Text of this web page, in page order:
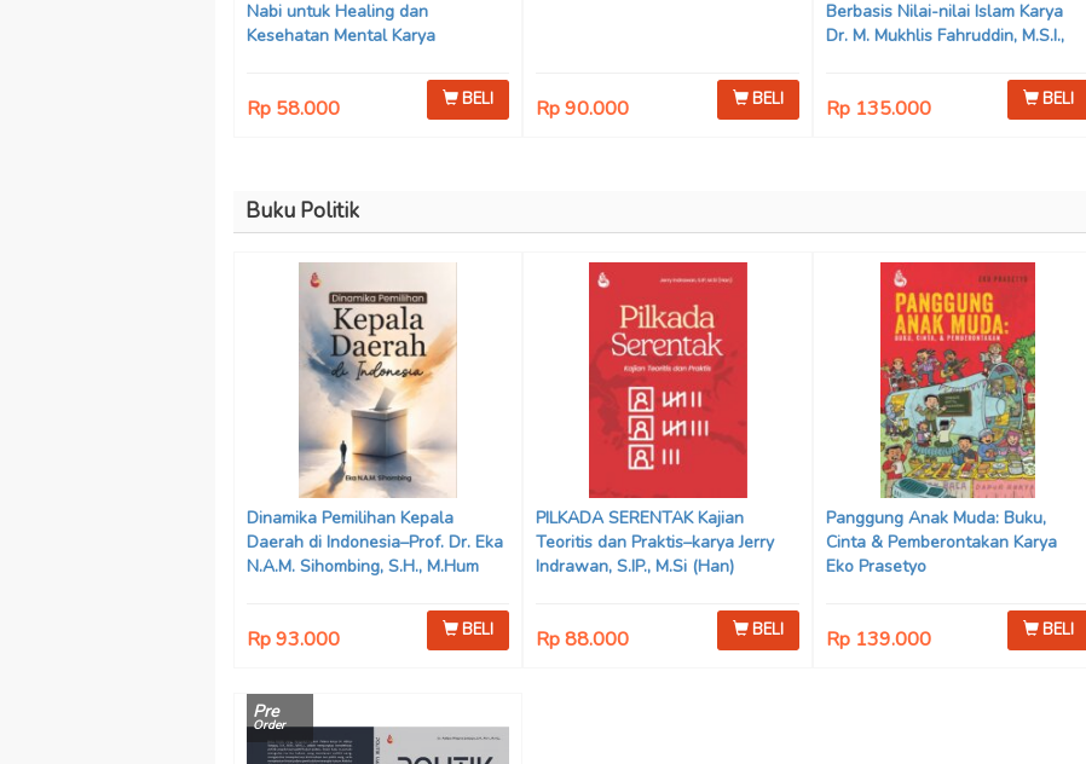
Nabi untuk Healing dan
Kesehatan Mental Karya
Ilham Ramadhan, Lu’lu’atus
Saniyya Fadhila, Avanda Chintya
Rp 58.000 BELI Rp 90.000 BELI
Berbasis Nilai-nilai Islam Karya
Dr. M. Mukhlis Fahruddin, M.S.I.,
Adrenal Stezen, S.H., M.H.
Rp 135.000 BELI
Buku Politik
Dinamika Pemilihan Kepala
Daerah di Indonesia–Prof. Dr. Eka
N.A.M. Sihombing, S.H., M.Hum
Rp 93.000 BELI
PILKADA SERENTAK Kajian
Teoritis dan Praktis–karya Jerry
Indrawan, S.IP., M.Si (Han)
Rp 88.000 BELI
Panggung Anak Muda: Buku,
Cinta & Pemberontakan Karya
Eko Prasetyo
Rp 139.000 BELI
Pre
Order